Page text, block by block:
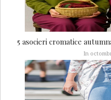
5 asocieri cromatice
In